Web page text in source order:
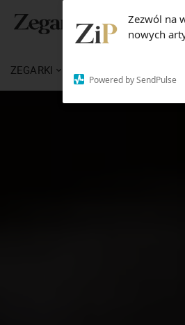
Zezwól na
nowych
Powered by SendPulse
ZEGARKI